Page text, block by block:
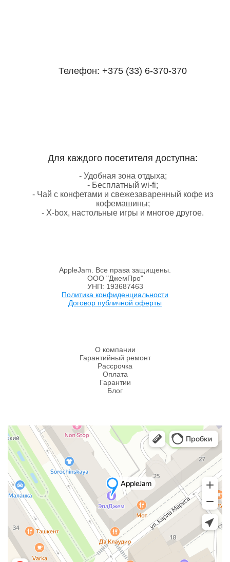
Телефон: +375 (33) 6-370-370
Для каждого посетителя доступна:
- Удобная зона отдыха;
- Бесплатный wi-fi;
- Чай с конфетами и свежезаваренный кофе из
кофемашины;
- X-box, настольные игры и многое другое.
AppleJam. Все права защищены.
ООО "ДжемПро"
УНП: 193687463
Политика конфиденциальности
Договор публичной оферты
О компании
Гарантийный ремонт
Рассрочка
Оплата
Гарантии
Блог